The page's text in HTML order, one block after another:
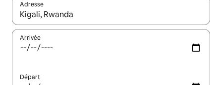
Adresse
Lorsque les résultats s'affichent, utilisez les flèches vers le
Arrivée
Départ